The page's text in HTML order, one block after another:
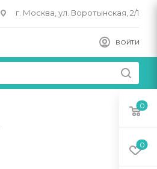
г. Москва, ул. Воротынская, 2/1
ВОЙТИ
0
0